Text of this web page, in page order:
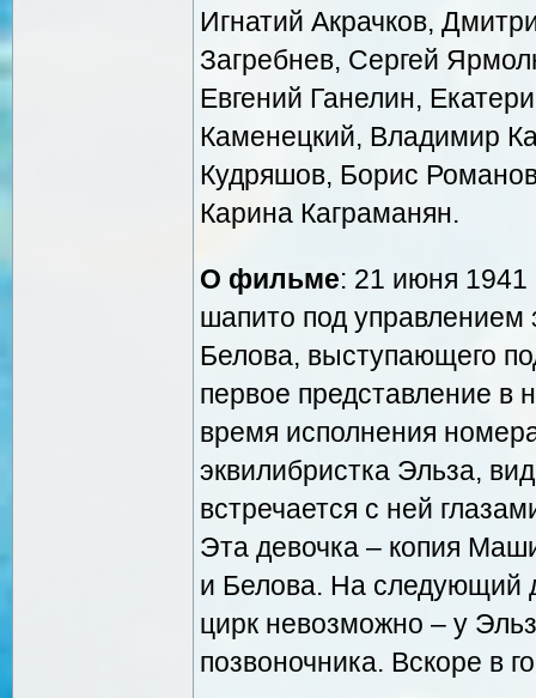
Игнатий Акрачков,
Загребнев, Сергей
Евгений Ганелин,
Каменецкий, Владимир
Кудряшов, Борис
Карина Каграманян.
О фильме: 21 июня 1941
шапито под управлением
Белова, выступающего
первое представление в
время исполнения
эквилибристка Эльза,
встречается с ней
Эта девочка – копия
и Белова. На следующий
цирк невозможно – у
позвоночника. Вскоре в